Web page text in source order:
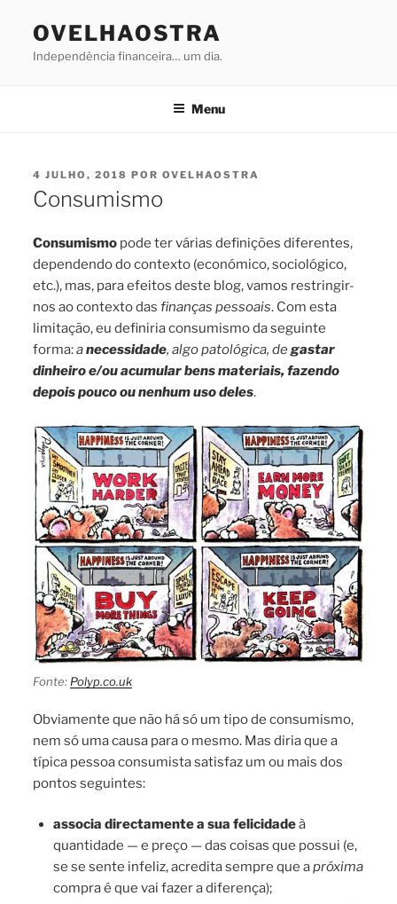
OVELHAOSTRA
Independência financeira… um dia.
Menu
PUBLICADO
EM
4 JULHO, 2018 POROVELHAOSTRA
Consumismo
Consumismo pode ter várias definições diferentes,
dependendo do contexto (económico, sociológico,
etc.), mas, para efeitos deste blog, vamos restringir-
nos ao contexto dasfinanças pessoais. Com esta
limitação, eu definiria consumismo da seguinte
forma:anecessidade, algo patológica, degastar
dinheiro e/ou acumular bens materiais, fazendo
depois pouco ou nenhum uso deles.
Fonte:Polyp.co.uk
Obviamente que não há só um tipo de consumismo,
nem só uma causa para o mesmo. Mas diria que a
típica pessoa consumista satisfaz um ou mais dos
pontos seguintes:
associa directamente a sua felicidadeà
quantidade — e preço — das coisas que possui (e,
se se sente infeliz, acredita sempre que apróxima
compra é que vai fazer a diferença);